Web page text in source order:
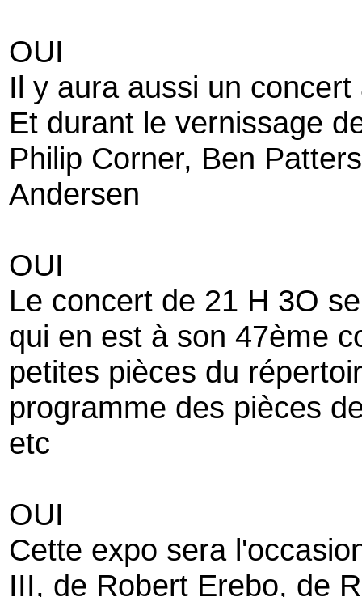
OUI
Il y aura aussi un concert
Et durant le vernissage
Philip Corner, Ben
Andersen
OUI
Le concert de 21 H 3O
qui en est à son 47ème
petites pièces du
programme des pièces
etc
OUI
Cette expo sera
III, de Robert Erebo, de